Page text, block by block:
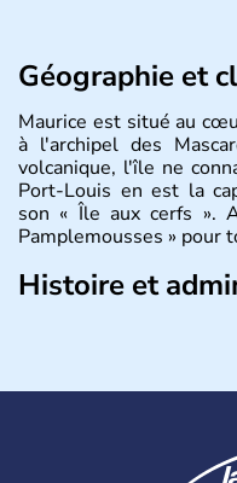
Géographie et
Maurice est situé au
à l'archipel des
volcanique, l'île ne
Port-Louis en est la
son « Île aux cerfs ».
Pamplemousses » pour
Histoire et
Le rhum et la bière
des symboles de l’île,
Maurice… qui aurait
Pays des Merveilles ».